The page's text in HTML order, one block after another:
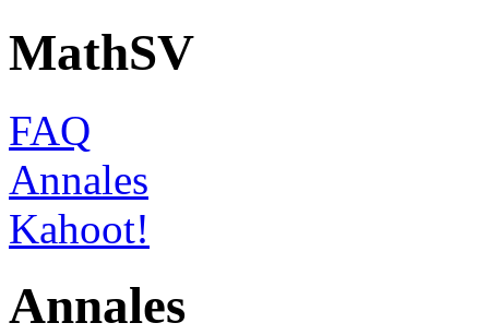
MathSV
FAQ
Annales
Kahoot!
Annales